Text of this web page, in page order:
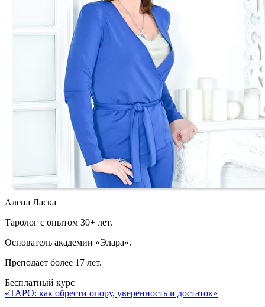
Алена Ласка
Таролог с опытом 30+ лет.
Основатель академии «Элара».
Преподает более 17 лет.
Бесплатный курс
«ТАРО: как обрести опору, уверенность и достаток»